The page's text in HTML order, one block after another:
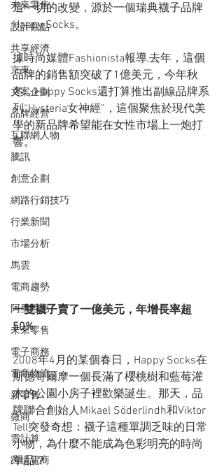
未來零售
設計觀點
共享經濟
京東
文案企劃
品牌經營
互聯網人物
騰訊
創意企劃
網路行銷技巧
行業新聞
市場分析
馬雲
電商趨勢
阿里巴巴
未來零售
電子商務
電商物流
新零售
微商
雲計算
跨境電商
這一切的改變，源於一個瑞典襪子品牌
Happy Socks。
據時尚媒體Fashionista報導,去年，這個
品牌的銷售額突破了1億美元，今年秋
冬，Happy Socks還打算推出副線品牌系
列“Hysteria女神經”，這個聚焦於現代美
學的新品牌希望能在女性市場上一炮打
響。
一雙襪子賣了一億美元，年增長率超
50%
2008年4月的某個春日，Happy Socks在
斯德哥爾摩一個長滿了櫻桃樹和藍莓灌
木的公園小房子裡歡樂誕生。那天，品
牌聯合創始人Mikael Söderlindh和Viktor
Tell突發奇想：襪子這種單調乏味的日常
小物，為什麼不能成為色彩明亮的時尚
單品？